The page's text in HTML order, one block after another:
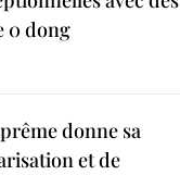
0 dong
donne sa
et de